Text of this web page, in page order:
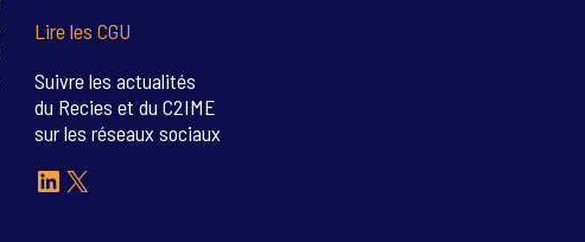
Lire les CGU
Suivre les actualités
du Recies et du C2IME
sur les réseaux sociaux
LinkedIn
X